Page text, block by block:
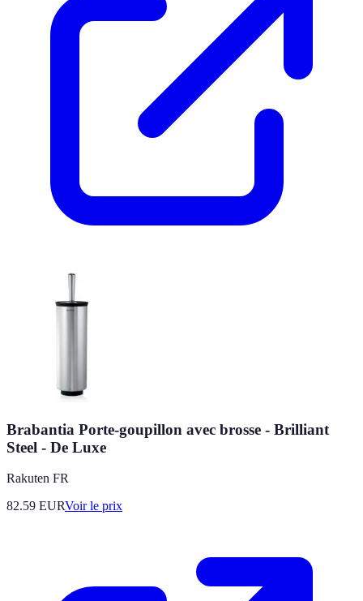
Brabantia Porte-goupillon avec brosse - Brilliant
Steel - De Luxe
Rakuten FR
82.59 EURVoir le prix